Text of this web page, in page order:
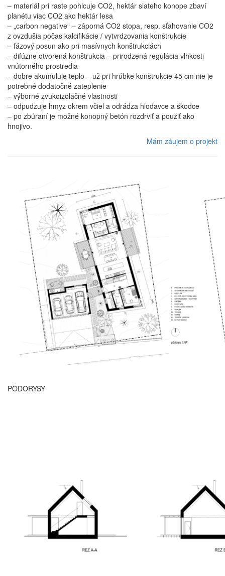
– materiál pri raste pohlcuje CO2, hektár siateho konope zbaví
planétu viac CO2 ako hektár lesa
– „carbon negative“ – záporná CO2 stopa, resp. sťahovanie CO2
z ovzdušia počas kalcifikácie / vytvrdzovania konštrukcie
– fázový posun ako pri masívnych konštrukciách
– difúzne otvorená konštrukcia – prirodzená regulácia vlhkosti
vnútorného prostredia
– dobre akumuluje teplo – už pri hrúbke konštrukcie 45 cm nie je
potrebné dodatočné zateplenie
– výborné zvukoizolačné vlastnosti
– odpudzuje hmyz okrem včiel a odrádza hlodavce a škodce
– po zbúraní je možné konopný betón rozdrviť a použiť ako
hnojivo.
Mám záujem o projekt
PÔDORYSY